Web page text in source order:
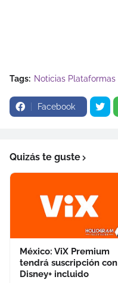
Tags: Noticias Plataformas
Facebook
Quizás te guste
México: ViX Premium
tendrá suscripción con
Disney+ incluido